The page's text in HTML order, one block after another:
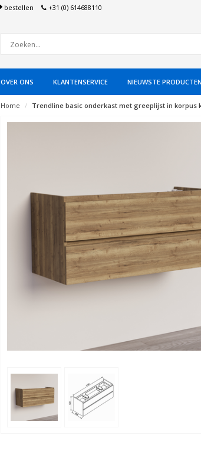
bestellen +31 (0) 614688110
OVER ONS KLANTENSERVICE NIEUWSTE PRODUCTEN
Home Trendline basic onderkast met greeplijst in korpus